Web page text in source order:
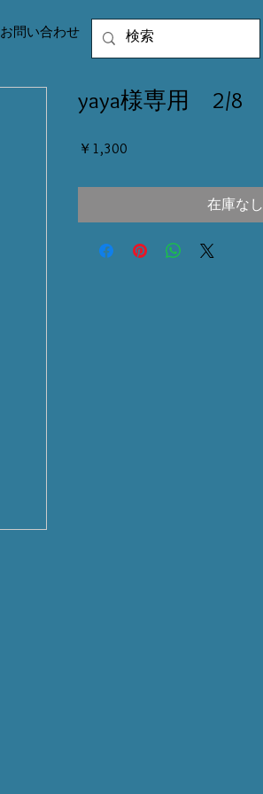
お問い合わせ
yaya様専用 2/8
￥1,300
在庫なし